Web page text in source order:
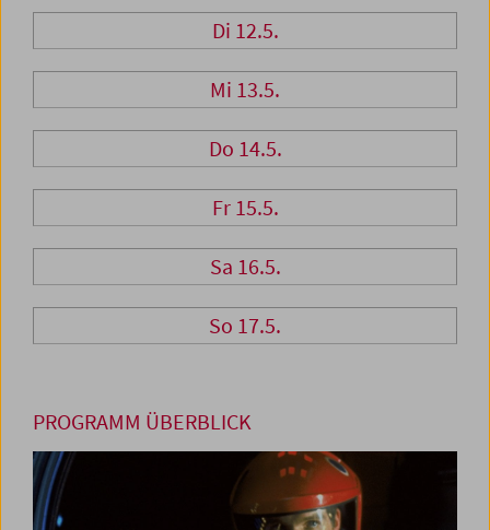
Di 12.5.
Mi 13.5.
Do 14.5.
Fr 15.5.
Sa 16.5.
So 17.5.
PROGRAMM ÜBERBLICK